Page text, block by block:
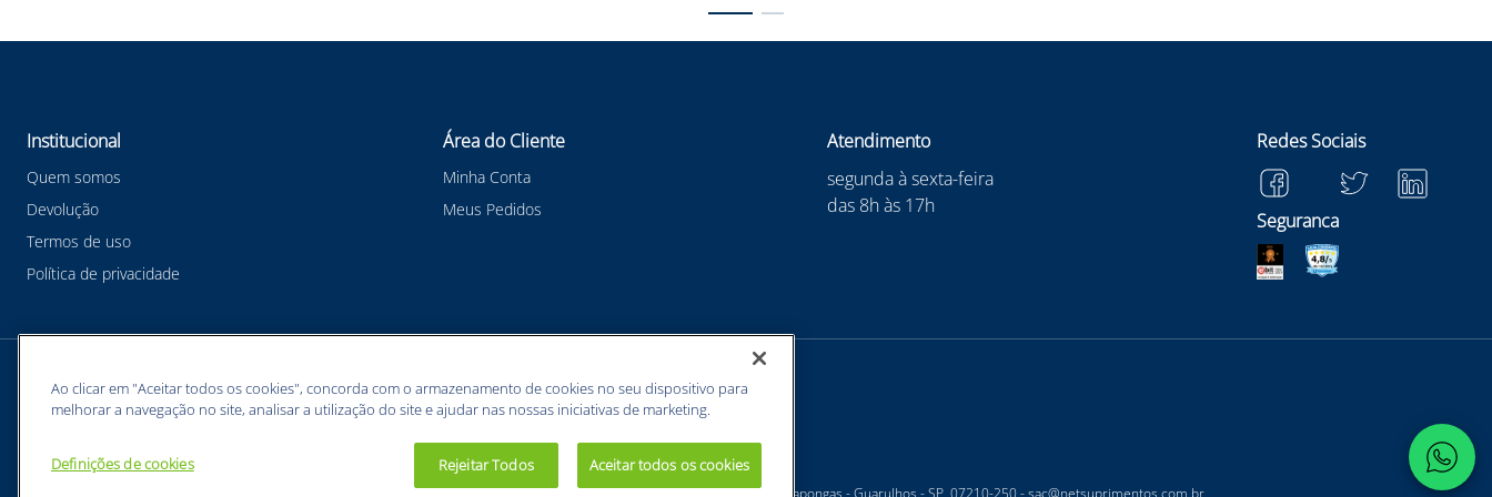
Institucional
Quem somos
Devolução
Termos de uso
Política de privacidade
Área do Cliente
Minha Conta
Meus Pedidos
Atendimento
segunda à sexta-feira
das 8h às 17h
Redes Sociais
Seguranca
Meios de pagamentos
BUNZL EQUIPAMENTOS PARA PROTEÇÃO INDIVIDUAL. - CNPJ: 43.854.777/0001-26 - Estrada Velha Guarulhos, 5135 - Jardim Arapongas - Guarulhos - SP, 07210-250 -sac@netsuprimentos.com.br
Ao clicar em "Aceitar todos os cookies", concorda com o armazenamento de cookies no seu dispositivo para
melhorar a navegação no site, analisar a utilização do site e ajudar nas nossas iniciativas de marketing.
Definições de cookies Rejeitar Todos Aceitar todos os cookies